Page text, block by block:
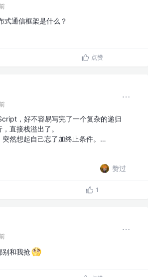
式通信框架是什么？
点赞
，好不容易写完了一个复杂的递归
直接栈溢出了。
突然想起自己忘了加终止条件。…
赞过
1
别和我抢